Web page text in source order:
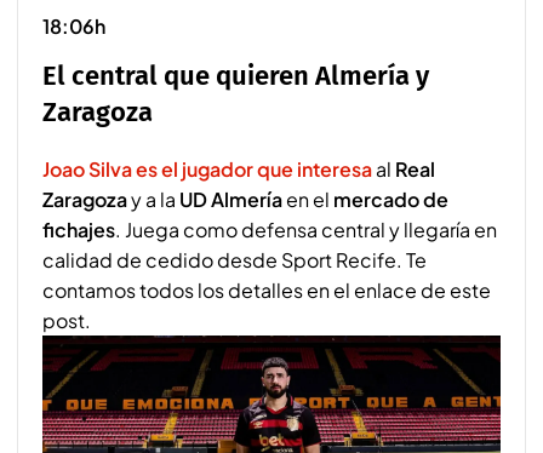
18:06h
El central que quieren Almería y
Zaragoza
Joao Silva es el jugador que interesaal Real
Zaragozay a la UD Almeríaen el mercado de
fichajes. Juega como defensa central y llegaría en
calidad de cedido desde Sport Recife. Te
contamos todos los detalles en el enlace de este
post.